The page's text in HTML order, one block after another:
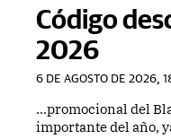
Código
2026
6 DE AGOSTO DE 2026,
...promocional del
importante del año,